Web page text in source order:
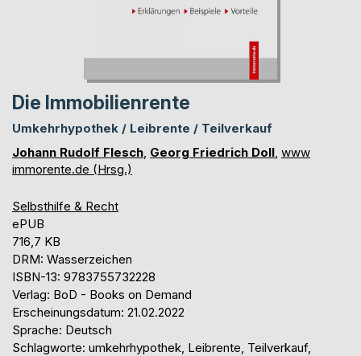
Die Immobilienrente
Umkehrhypothek / Leibrente / Teilverkauf
Johann Rudolf Flesch Georg Friedrich Doll www
immorente.de (Hrsg.)
Selbsthilfe & Recht
ePUB
716,7 KB
DRM: Wasserzeichen
ISBN-13: 9783755732228
Verlag: BoD - Books on Demand
Erscheinungsdatum: 21.02.2022
Sprache: Deutsch
Schlagworte: umkehrhypothek, Leibrente, Teilverkauf,